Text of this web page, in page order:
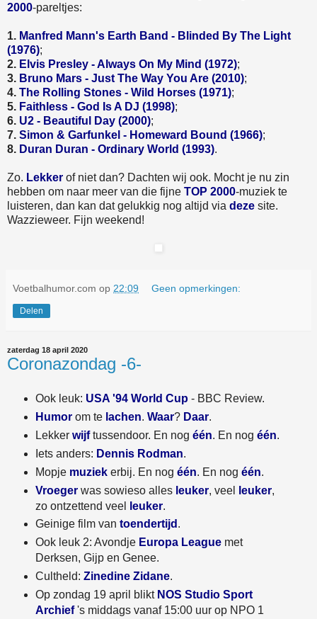
2000-pareltjes:
1. Manfred Mann's Earth Band - Blinded By The Light
(1976);
2. Elvis Presley - Always On My Mind (1972);
3. Bruno Mars - Just The Way You Are (2010);
4. The Rolling Stones - Wild Horses (1971);
5. Faithless - God Is A DJ (1998);
6. U2 - Beautiful Day (2000);
7. Simon & Garfunkel - Homeward Bound (1966);
8. Duran Duran - Ordinary World (1993).
Zo. Lekker of niet dan? Dachten wij ook. Mocht je nu zin
hebben om naar meer van die fijne TOP 2000-muziek te
luisteren, dan kan dat gelukkig nog altijd via deze site.
Wazzieweer. Fijn weekend!
Voetbalhumor.com op 22:09 Geen opmerkingen:
Delen
zaterdag 18 april 2020
Coronazondag -6-
Ook leuk: USA '94 World Cup - BBC Review.
Humorom te lachen. Waar? Daar.
Lekker wijftussendoor. En nog één. En nog één.
Iets anders: Dennis Rodman.
Mopje muziekerbij. En nog één. En nog één.
Vroegerwas sowieso alles leuker, veel leuker,
zo ontzettend veel
leuker.
Geinige film van toendertijd .
Ook leuk 2: Avondje Europa Leaguemet
Derksen, Gijp en Genee.
Cultheld: Zinedine Zidane.
Op zondag 19 april blikt NOS Studio Sport
Archief's middags vanaf 15:00 uur op NPO 1